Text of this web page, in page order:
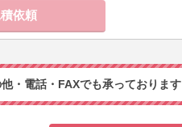
・電話・FAXでも承っております